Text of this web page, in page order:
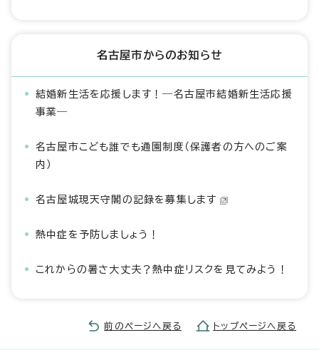
名古屋市からのお知らせ
結婚新生活を応援します！―名古屋市結婚新生活応援
事業―
名古屋市こども誰でも通園制度（保護者の方へのご案
内）
名古屋城現天守閣の記録を募集します
熱中症を予防しましょう！
これからの暑さ大丈夫？熱中症リスクを見てみよう！
前のページへ戻る トップページへ戻る